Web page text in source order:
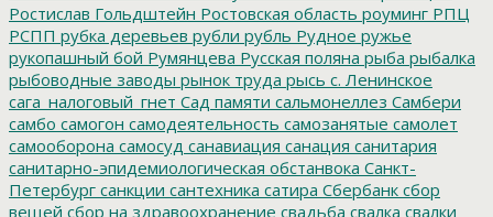
Ростислав Гольдштейн Ростовская область роуминг РПЦ
РСПП рубка деревьев рубли рубль Рудное ружье
рукопашный бой Румянцева Русская поляна рыба рыбалка
рыбоводные заводы рынок труда рысь с. Ленинское
сага_налоговый_гнет Сад памяти сальмонеллез Самбери
самбо самогон самодеятельность самозанятые самолет
самооборона самосуд санавиация санация санитария
санитарно-эпидемиологическая обстанвока Санкт-
Петербург санкции сантехника сатира Сбербанк сбор
вещей сбор на здравоохранение свадьба свалка свалки